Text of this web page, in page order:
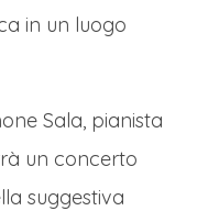
in un luogo
Sala, pianista
un concerto
suggestiva